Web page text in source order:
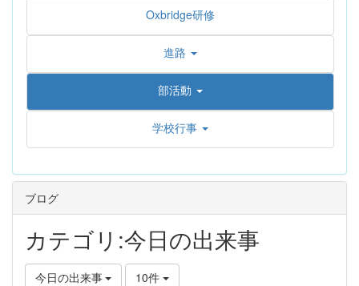
Oxbridge研修
進路
部活動
学校行事
ブログ
カテゴリ:今日の出来事
今日の出来事 10件